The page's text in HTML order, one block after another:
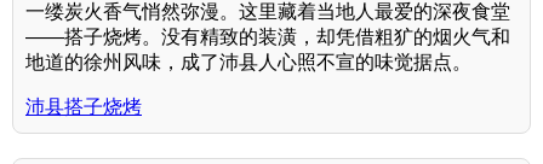
一缕炭火香气悄然弥漫。这里藏着当地人最爱的深夜食堂
——搭子烧烤。没有精致的装潢，却凭借粗犷的烟火气和
地道的徐州风味，成了沛县人心照不宣的味觉据点。
沛县搭子烧烤